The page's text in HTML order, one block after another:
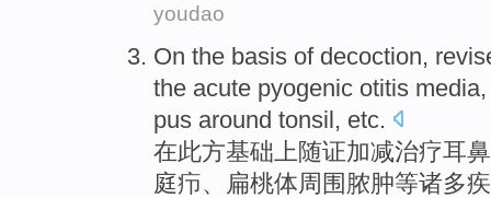
youdao
On the basis of decoction,
the acute pyogenic otitis
pus around tonsil, etc.
在此方基础上随证加减治疗耳
庭疖、扁桃体周围 脓肿等诸多